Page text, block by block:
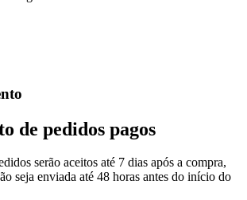
de pedidos pagos
serão aceitos até 7 dias após a compra,
seja enviada até 48 horas antes do início do